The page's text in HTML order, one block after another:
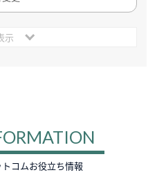
示
コムお役立ち情報